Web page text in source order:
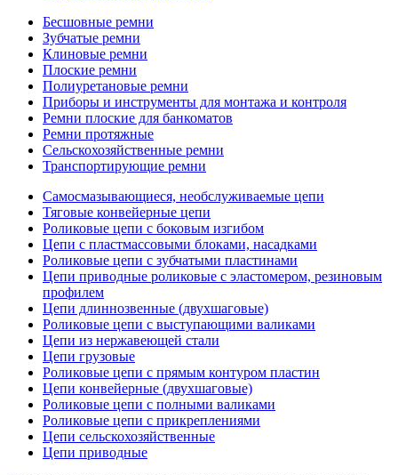
Бесшовные ремни
Зубчатые ремни
Клиновые ремни
Плоские ремни
Полиуретановые ремни
Приборы и инструменты для монтажа и контроля
Ремни плоские для банкоматов
Ремни протяжные
Сельскохозяйственные ремни
Транспортирующие ремни
Самосмазывающиеся, необслуживаемые цепи
Тяговые конвейерные цепи
Роликовые цепи с боковым изгибом
Цепи с пластмассовыми блоками, насадками
Роликовые цепи с зубчатыми пластинами
Цепи приводные роликовые с эластомером, резиновым
профилем
Цепи длиннозвенные (двухшаговые)
Роликовые цепи с выступающими валиками
Цепи из нержавеющей стали
Цепи грузовые
Роликовые цепи с прямым контуром пластин
Цепи конвейерные (двухшаговые)
Роликовые цепи с полными валиками
Роликовые цепи с прикреплениями
Цепи сельскохозяйственные
Цепи приводные